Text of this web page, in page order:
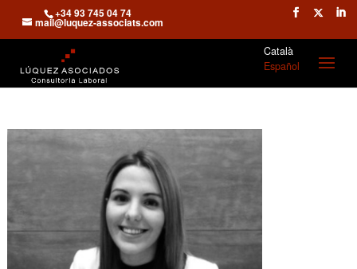
+34 93 745 04 74
mail@luquez-associats.com
Català
Español